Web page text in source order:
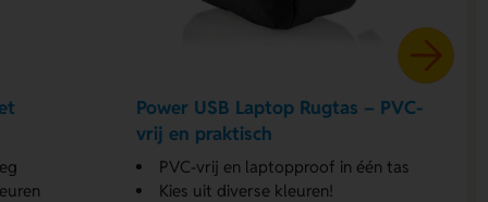
Power USB Laptop Rugtas – PVC-
vrij en praktisch
PVC-vrij en laptopproof in één tas
Kies uit diverse kleuren!